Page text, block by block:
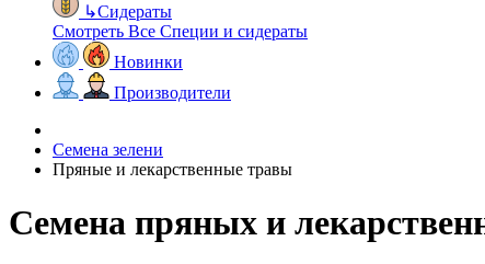
↳Сидераты
Смотреть Все Специи и сидераты
Новинки
Производители
Семена зелени
Пряные и лекарственные травы
Семена пряных и